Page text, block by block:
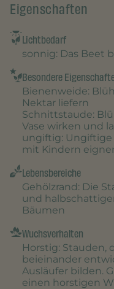
Eigenschaften
Lichtbedarf
sonnig: Das Beet
Besondere
Bienenweide:
Nektar liefern
Schnittstaude:
Vase wirken und
ungiftig: Ungiftige
mit Kindern
Lebensbereiche
Gehölzrand: Die
und
Bäumen
Wuchsverhalten
Horstig: Stauden,
beieinander
Ausläufer bilden.
einen horstigen